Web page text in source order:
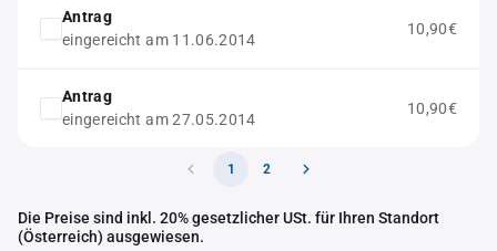
Antrag
eingereicht am 11.06.2014
10,90€
Antrag
eingereicht am 27.05.2014
10,90€
1 2
Die Preise sind inkl. 20% gesetzlicher USt. für Ihren Standort
(Österreich) ausgewiesen.